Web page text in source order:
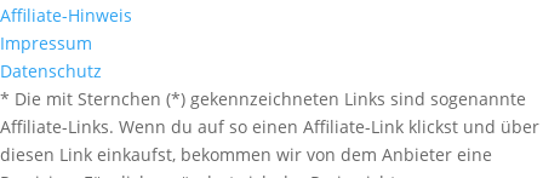
Affiliate-Hinweis
Impressum
Datenschutz
* Die mit Sternchen (*) gekennzeichneten Links sind sogenannte
Affiliate-Links. Wenn du auf so einen Affiliate-Link klickst und über
diesen Link einkaufst, bekommen wir von dem Anbieter eine